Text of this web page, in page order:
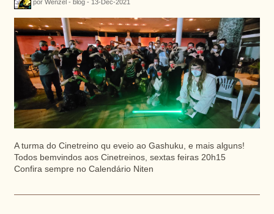
por Wenzel - blog - 13-Dec-2021
A turma do Cinetreino qu eveio ao Gashuku, e mais alguns!
Todos bemvindos aos Cinetreinos, sextas feiras 20h15
Confira sempre no Calendário Niten